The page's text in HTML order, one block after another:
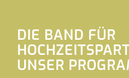
DIE BAND FÜR
UNSER